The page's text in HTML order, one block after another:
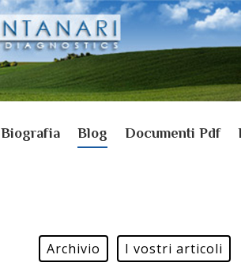
Biografia Blog Documenti Pdf
Archivio I vostri articoli